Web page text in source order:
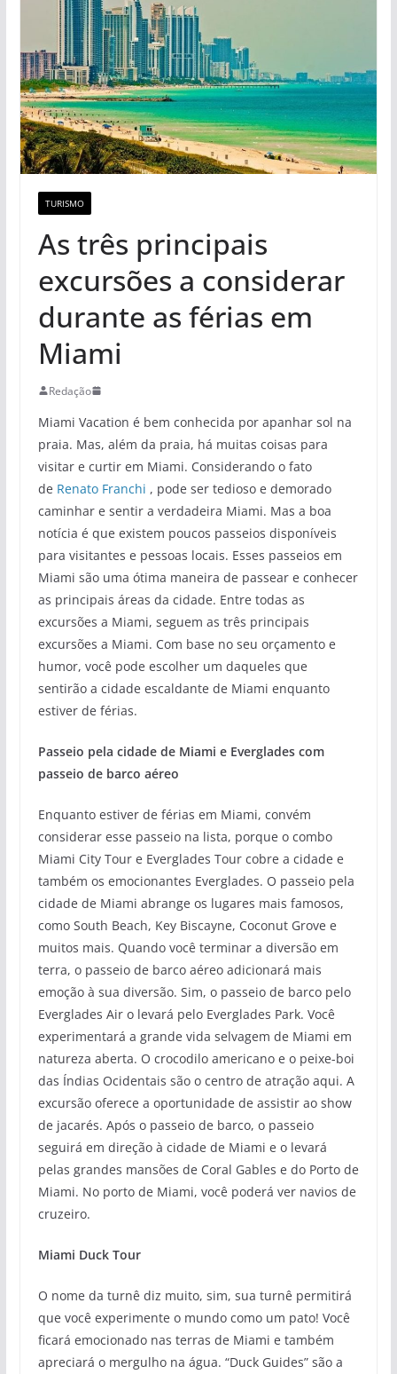
TURISMO
As três principais
excursões a considerar
durante as férias em
Miami
Redação
Miami Vacation é bem conhecida por apanhar sol na
praia. Mas, além da praia, há muitas coisas para
visitar e curtir em Miami. Considerando o fato
de Renato Franchi , pode ser tedioso e demorado
caminhar e sentir a verdadeira Miami. Mas a boa
notícia é que existem poucos passeios disponíveis
para visitantes e pessoas locais. Esses passeios em
Miami são uma ótima maneira de passear e conhecer
as principais áreas da cidade. Entre todas as
excursões a Miami, seguem as três principais
excursões a Miami. Com base no seu orçamento e
humor, você pode escolher um daqueles que
sentirão a cidade escaldante de Miami enquanto
estiver de férias.
Passeio pela cidade de Miami e Everglades com
passeio de barco aéreo
Enquanto estiver de férias em Miami, convém
considerar esse passeio na lista, porque o combo
Miami City Tour e Everglades Tour cobre a cidade e
também os emocionantes Everglades. O passeio pela
cidade de Miami abrange os lugares mais famosos,
como South Beach, Key Biscayne, Coconut Grove e
muitos mais. Quando você terminar a diversão em
terra, o passeio de barco aéreo adicionará mais
emoção à sua diversão. Sim, o passeio de barco pelo
Everglades Air o levará pelo Everglades Park. Você
experimentará a grande vida selvagem de Miami em
natureza aberta. O crocodilo americano e o peixe-boi
das Índias Ocidentais são o centro de atração aqui. A
excursão oferece a oportunidade de assistir ao show
de jacarés. Após o passeio de barco, o passeio
seguirá em direção à cidade de Miami e o levará
pelas grandes mansões de Coral Gables e do Porto de
Miami. No porto de Miami, você poderá ver navios de
cruzeiro.
Miami Duck Tour
O nome da turnê diz muito, sim, sua turnê permitirá
que você experimente o mundo como um pato! Você
ficará emocionado nas terras de Miami e também
apreciará o mergulho na água. “Duck Guides” são a